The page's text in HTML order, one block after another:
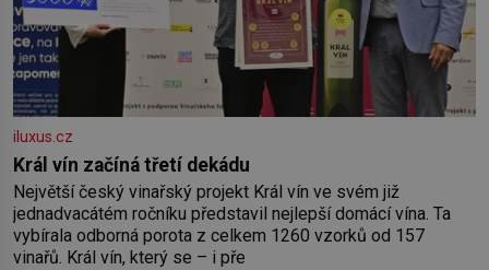
iluxus.cz
Král vín začíná třetí dekádu
Největší český vinařský projekt Král vín ve svém již
jednadvacátém ročníku představil nejlepší domácí vína. Ta
vybírala odborná porota z celkem 1260 vzorků od 157
vinařů. Král vín, který se – i pře